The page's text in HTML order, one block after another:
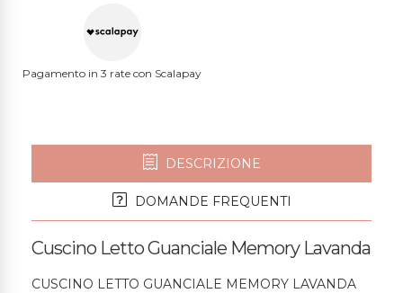
Pagamento in 3 rate con Scalapay
DESCRIZIONE
DOMANDE FREQUENTI
Cuscino Letto Guanciale Memory Lavanda
CUSCINO LETTO GUANCIALE MEMORY LAVANDA